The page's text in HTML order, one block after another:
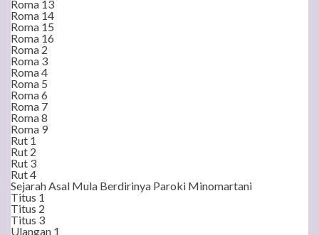
Roma 13
Roma 14
Roma 15
Roma 16
Roma 2
Roma 3
Roma 4
Roma 5
Roma 6
Roma 7
Roma 8
Roma 9
Rut 1
Rut 2
Rut 3
Rut 4
Sejarah Asal Mula Berdirinya Paroki Minomartani
Titus 1
Titus 2
Titus 3
Ulangan 1